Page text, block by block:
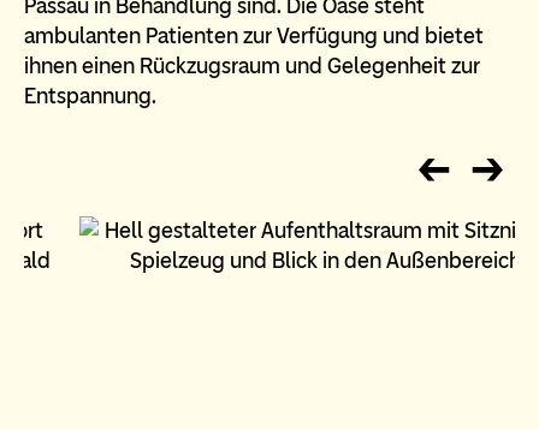
Passau in Behandlung sind. Die Oase steht
ambulanten Patienten zur Verfügung und bietet
ihnen einen Rückzugsraum und Gelegenheit zur
Entspannung.